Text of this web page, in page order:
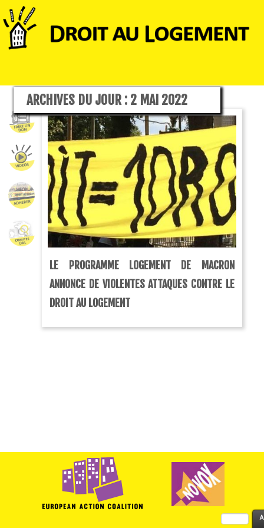
ARCHIVES DU JOUR : 2 MAI 2022
LE PROGRAMME LOGEMENT DE MACRON
ANNONCE DE VIOLENTES ATTAQUES CONTRE LE
DROIT AU LOGEMENT
Rechercher :